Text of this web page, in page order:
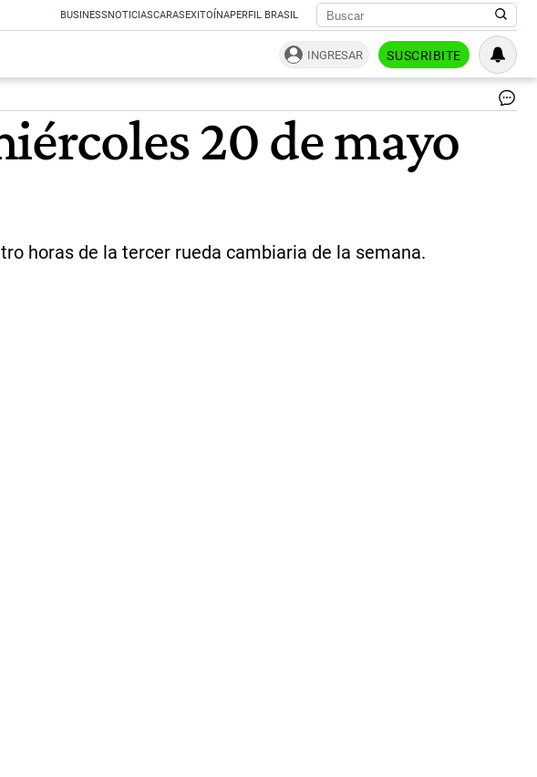
BUSINESSNOTICIASCARASEXITOÍNAPERFIL BRASIL
INGRESAR SUSCRIBITE
20 de mayo
horas de la tercer rueda cambiaria de la semana.